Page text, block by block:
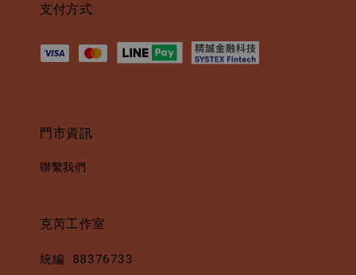
支付方式
門市資訊
聯繫我們
克芮工作室
統編 88376733